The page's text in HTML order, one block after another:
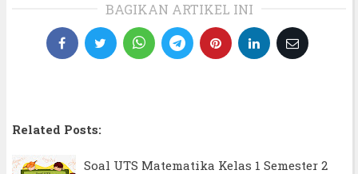
BAGIKAN ARTIKEL INI
Related Posts:
Soal UTS Matematika Kelas 1 Semester 2